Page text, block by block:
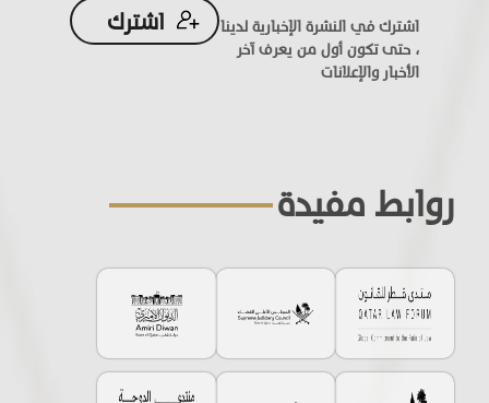
اشترك في النشرة الإخبارية لدينا
، حتى تكون أول من يعرف آخر
الأخبار والإعلانات
اشترك
روابط مفيدة